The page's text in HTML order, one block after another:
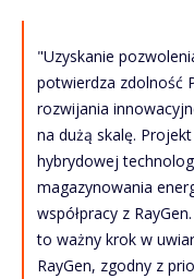
"Uzyskanie
potwierdza zdolność
rozwijania
na dużą skalę.
hybrydowej
magazynowania
współpracy z
to ważny krok w
RayGen, zgodny z